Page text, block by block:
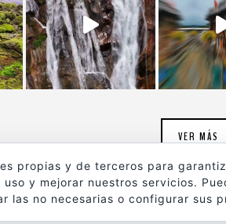
VER MÁS
dewww.viajesyfotografia.comson
propias y de terceros para
uso y mejorar nuestros servicios.
las no necesarias o configurar sus